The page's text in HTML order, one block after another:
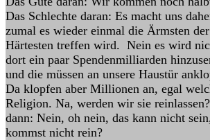
Das Schlechte daran: Es macht uns
zumal es wieder einmal die Ärmsten
Härtesten treffen wird. Nein es wird
dort ein paar Spendenmilliarden
und die müssen an unsere Haustür
Da klopfen aber Millionen an, egal
Religion. Na, werden wir sie
dann: Nein, oh nein, das kann nicht
kommst nicht rein?